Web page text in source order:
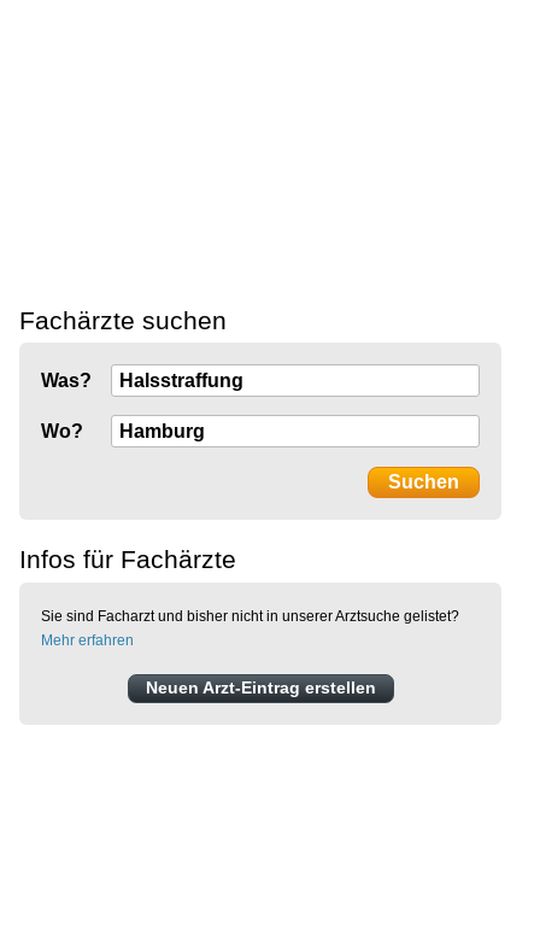
Fachärzte suchen
Was?
Wo?
Infos für Fachärzte
Sie sind Facharzt und bisher nicht in unserer Arztsuche gelistet?
Mehr erfahren
Neuen Arzt-Eintrag erstellen